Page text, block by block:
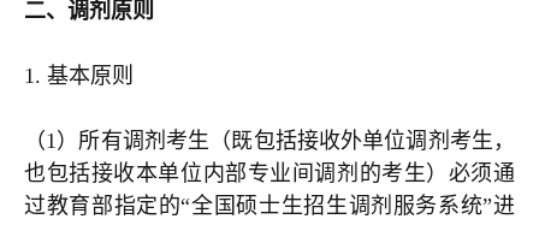
二、调剂原则
1. 基本原则
（1）所有调剂考生（既包括接收外单位调剂考生，
也包括接收本单位内部专业间调剂的考生）必须通
过教育部指定的“全国硕士生招生调剂服务系统”进